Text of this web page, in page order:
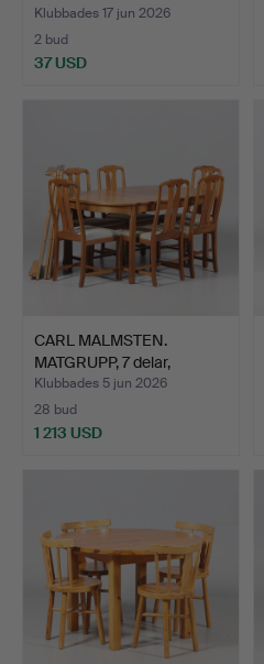
Klubbades 17 jun 2026
2 bud
37 USD
CARL MALMSTEN.
MATGRUPP, 7 delar,
"Ambassa…
Klubbades 5 jun 2026
28 bud
1 213 USD